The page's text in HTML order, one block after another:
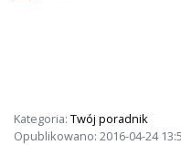
Kategoria: Twój poradnik
Opublikowano: 2016-04-24